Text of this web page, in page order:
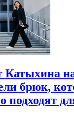
Катыхина
брюк,
подходят